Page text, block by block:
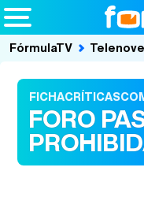
FórmulaTV
FICHACRÍTICAS
FORO